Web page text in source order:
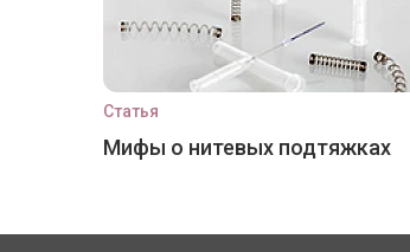
Статья
Мифы о нитевых подтяжках